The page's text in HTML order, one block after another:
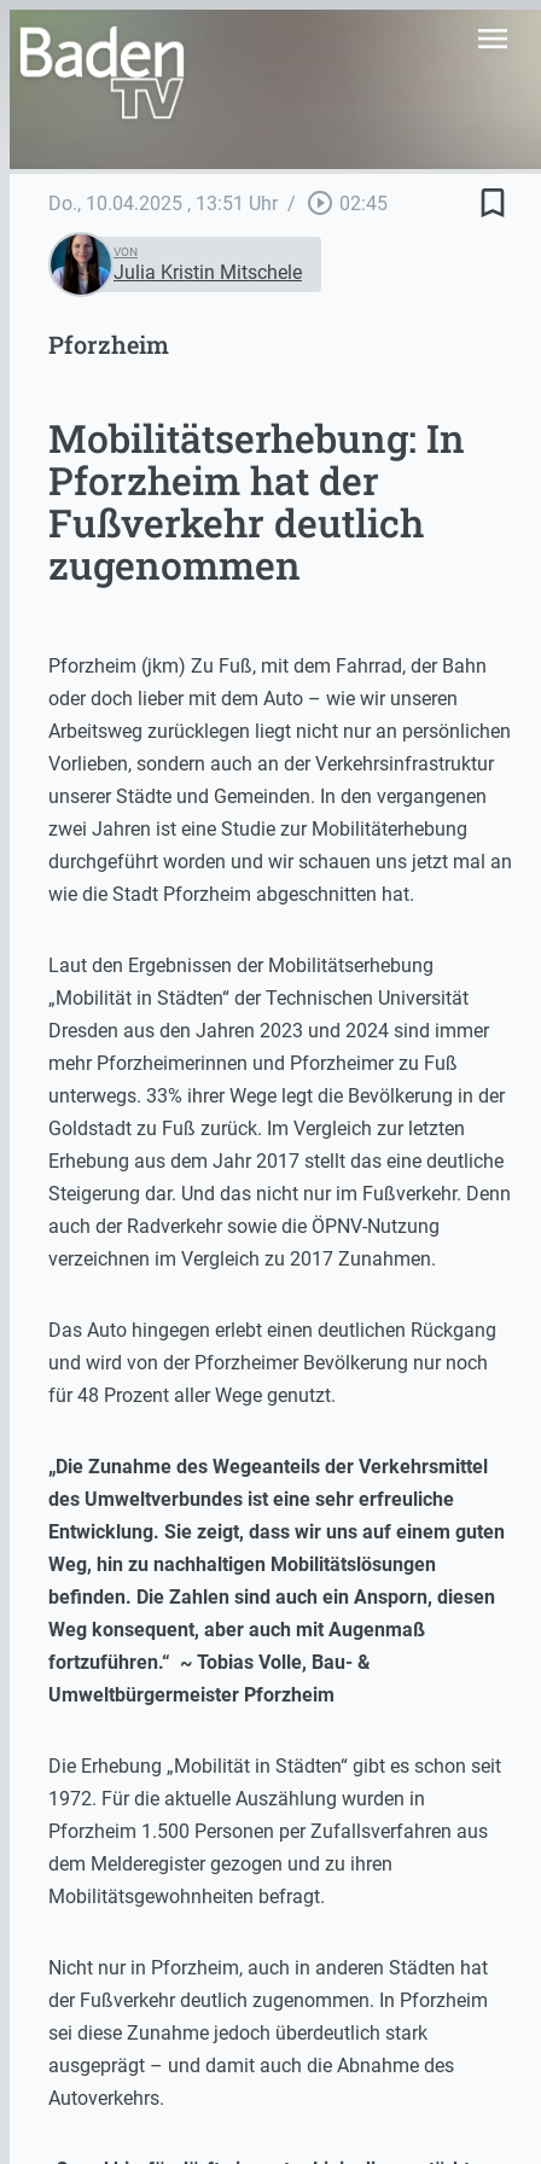
menu
Do., 10.04.2025 , 13:51 Uhr / play_circle_outline 02:45 bookmark_border
VON
Julia Kristin Mitschele
Pforzheim
Mobilitätserhebung: In
Pforzheim hat der
Fußverkehr deutlich
zugenommen
Pforzheim (jkm) Zu Fuß, mit dem Fahrrad, der Bahn
oder doch lieber mit dem Auto – wie wir unseren
Arbeitsweg zurücklegen liegt nicht nur an persönlichen
Vorlieben, sondern auch an der Verkehrsinfrastruktur
unserer Städte und Gemeinden. In den vergangenen
zwei Jahren ist eine Studie zur Mobilitäterhebung
durchgeführt worden und wir schauen uns jetzt mal an
wie die Stadt Pforzheim abgeschnitten hat.
Laut den Ergebnissen der Mobilitätserhebung
„Mobilität in Städten“ der Technischen Universität
Dresden aus den Jahren 2023 und 2024 sind immer
mehr Pforzheimerinnen und Pforzheimer zu Fuß
unterwegs. 33% ihrer Wege legt die Bevölkerung in der
Goldstadt zu Fuß zurück. Im Vergleich zur letzten
Erhebung aus dem Jahr 2017 stellt das eine deutliche
Steigerung dar. Und das nicht nur im Fußverkehr. Denn
auch der Radverkehr sowie die ÖPNV-Nutzung
verzeichnen im Vergleich zu 2017 Zunahmen.
Das Auto hingegen erlebt einen deutlichen Rückgang
und wird von der Pforzheimer Bevölkerung nur noch
für 48 Prozent aller Wege genutzt.
„Die Zunahme des Wegeanteils der Verkehrsmittel
des Umweltverbundes ist eine sehr erfreuliche
Entwicklung. Sie zeigt, dass wir uns auf einem guten
Weg, hin zu nachhaltigen Mobilitätslösungen
befinden. Die Zahlen sind auch ein Ansporn, diesen
Weg konsequent, aber auch mit Augenmaß
fortzuführen.“ ~ Tobias Volle, Bau- &
Umweltbürgermeister Pforzheim
Die Erhebung „Mobilität in Städten“ gibt es schon seit
1972. Für die aktuelle Auszählung wurden in
Pforzheim 1.500 Personen per Zufallsverfahren aus
dem Melderegister gezogen und zu ihren
Mobilitätsgewohnheiten befragt.
Nicht nur in Pforzheim, auch in anderen Städten hat
der Fußverkehr deutlich zugenommen. In Pforzheim
sei diese Zunahme jedoch überdeutlich stark
ausgeprägt – und damit auch die Abnahme des
Autoverkehrs.